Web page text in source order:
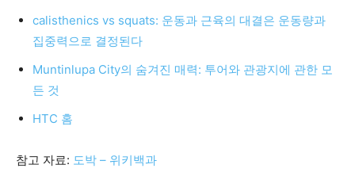
calisthenics vs squats: 운동과 근육의 대결은 운동량과
집중력으로 결정된다
Muntinlupa City의 숨겨진 매력: 투어와 관광지에 관한 모
든 것
HTC 홈
참고 자료: 도박 – 위키백과